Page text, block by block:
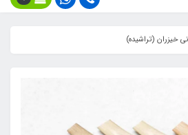
خیزران (تراشیده)